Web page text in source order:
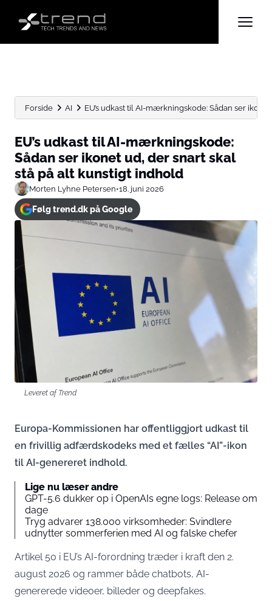
Forside AI EU’s udkast til AI-mærkningskode: Sådan ser ikonet
EU’s udkast til AI-mærkningskode:
Sådan ser ikonet ud, der snart skal
stå på alt kunstigt indhold
Morten Lyhne Petersen•18. juni 2026
Følg trend.dk på Google
Leveret af Trend
Europa-Kommissionen har offentliggjort udkast til
en frivillig adfærdskodeks med et fælles “AI”-ikon
til AI-genereret indhold.
Lige nu læser andre
GPT-5.6 dukker op i OpenAIs egne logs: Release om
dage
Tryg advarer 138.000 virksomheder: Svindlere
udnytter sommerferien med AI og falske chefer
Artikel 50 i EU’s AI-forordning træder i kraft den 2.
august 2026 og rammer både chatbots, AI-
genererede videoer, billeder og deepfakes.